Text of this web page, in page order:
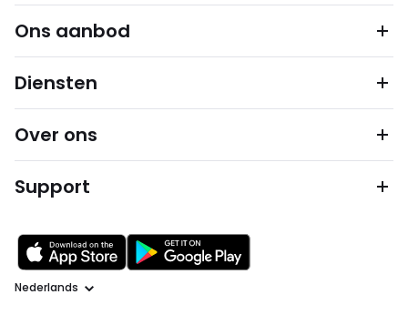
Ons aanbod
Diensten
Over ons
Support
Taal